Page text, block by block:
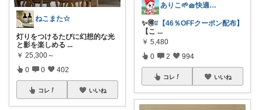
ねこまた☆
灯りをつけるたびに幻想的な光
と影を楽しめる ...
￥ 25,300～
0 0 402
コレ いいね
ありこ🌱🧺快適な暮らし雑貨🌻
✨️🉐#【46％OFFクーポン配布】
【こ ...
￥ 5,480
0 2 994
コレ いいね